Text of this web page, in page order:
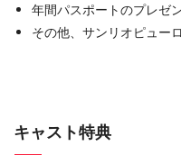
年間パスポートのプレゼ
その他、サンリオピュー
キャスト特典